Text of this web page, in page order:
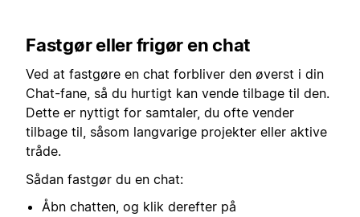
Fastgør eller frigør en chat
Ved at fastgøre en chat forbliver den øverst i din
Chat-fane, så du hurtigt kan vende tilbage til den.
Dette er nyttigt for samtaler, du ofte vender
tilbage til, såsom langvarige projekter eller aktive
tråde.
Sådan fastgør du en chat:
Åbn chatten, og klik derefter på